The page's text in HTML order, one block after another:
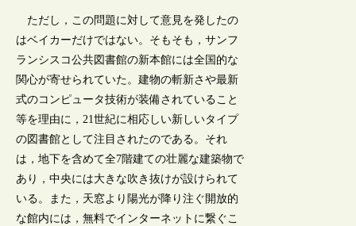
ただし，この問題に対して意見を発したの
はベイカーだけではない。そもそも，サンフ
ランシスコ公共図書館の新本館には全国的な
関心が寄せられていた。建物の斬新さや最新
式のコンピュータ技術が装備されていること
等を理由に，21世紀に相応しい新しいタイプ
の図書館として注目されたのである。それ
は，地下を含めて全7階建ての壮麗な建築物で
あり，中央には大きな吹き抜けが設けられて
いる。また，天窓より陽光が降り注ぐ開放的
な館内には，無料でインターネットに繋ぐこ